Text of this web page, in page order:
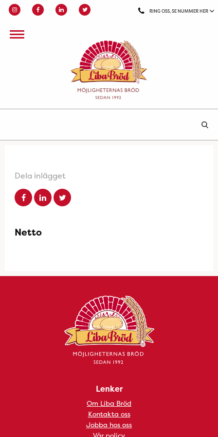
RING OSS, SE NUMMER HER
Dela inlägget
Netto
Lenker
Om Liba Bröd
Kontakta oss
Jobba hos oss